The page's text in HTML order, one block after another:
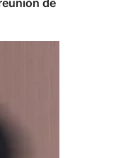
de